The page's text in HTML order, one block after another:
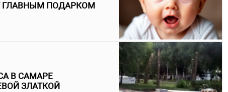
ГЛАВНЫМ ПОДАРКОМ
В САМАРЕ
ЗЛАТКОЙ